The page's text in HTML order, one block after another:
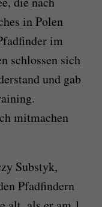
in Polen
im
schlossen sich
und gab
mitmachen
Substyk,
Pfadfindern